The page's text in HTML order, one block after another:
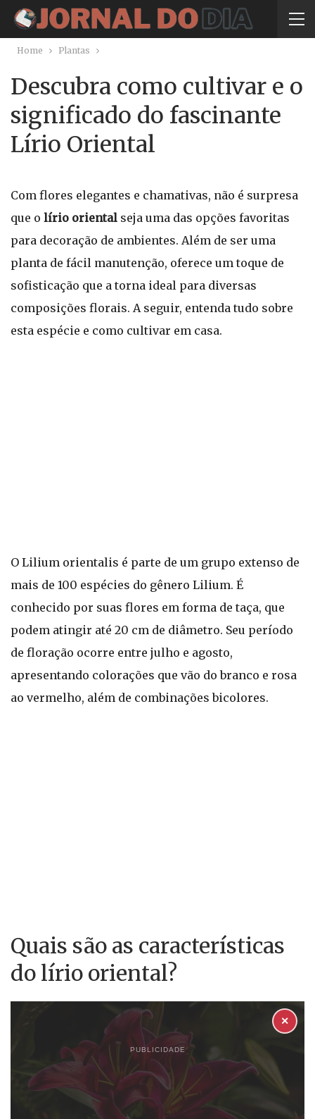
Home Plantas
Descubra como cultivar e o
significado do fascinante
Lírio Oriental
Com flores elegantes e chamativas, não é surpresa
que o lírio oriental seja uma das opções favoritas
para decoração de ambientes. Além de ser uma
planta de fácil manutenção, oferece um toque de
sofisticação que a torna ideal para diversas
composições florais. A seguir, entenda tudo sobre
esta espécie e como cultivar em casa.
O Lilium orientalis é parte de um grupo extenso de
mais de 100 espécies do gênero Lilium. É
conhecido por suas flores em forma de taça, que
podem atingir até 20 cm de diâmetro. Seu período
de floração ocorre entre julho e agosto,
apresentando colorações que vão do branco e rosa
ao vermelho, além de combinações bicolores.
Quais são as características
do lírio oriental?
PUBLICIDADE
✕